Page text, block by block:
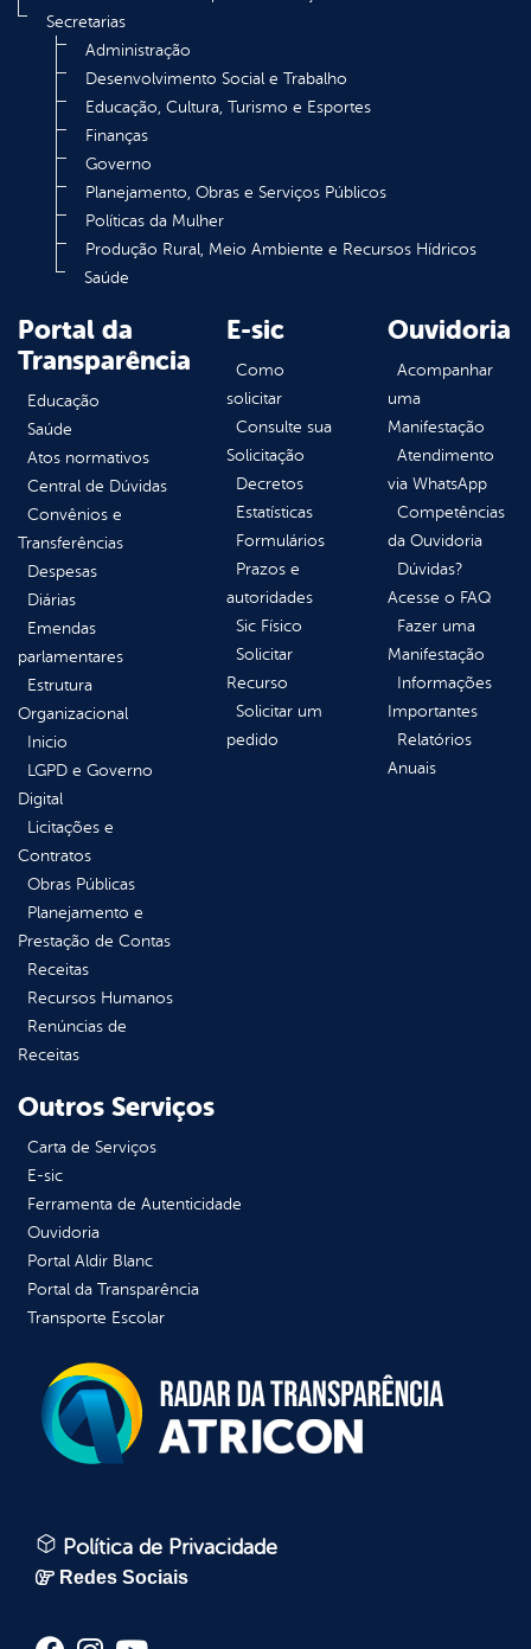
Secretarias
Administração
Desenvolvimento Social e Trabalho
Educação, Cultura, Turismo e Esportes
Finanças
Governo
Planejamento, Obras e Serviços Públicos
Políticas da Mulher
Produção Rural, Meio Ambiente e Recursos Hídricos
Saúde
Portal da
Transparência
Educação
Saúde
Atos normativos
Central de Dúvidas
Convênios e
Transferências
Despesas
Diárias
Emendas
parlamentares
Estrutura
Organizacional
Inicio
LGPD e Governo
Digital
Licitações e
Contratos
Obras Públicas
Planejamento e
Prestação de Contas
Receitas
Recursos Humanos
Renúncias de
Receitas
E-sic
Como
solicitar
Consulte sua
Solicitação
Decretos
Estatísticas
Formulários
Prazos e
autoridades
Sic Físico
Solicitar
Recurso
Solicitar um
pedido
Ouvidoria
Acompanhar
uma
Manifestação
Atendimento
via WhatsApp
Competências
da Ouvidoria
Dúvidas?
Acesse o FAQ
Fazer uma
Manifestação
Informações
Importantes
Relatórios
Anuais
Outros Serviços
Carta de Serviços
E-sic
Ferramenta de Autenticidade
Ouvidoria
Portal Aldir Blanc
Portal da Transparência
Transporte Escolar
Política de Privacidade
Redes Sociais